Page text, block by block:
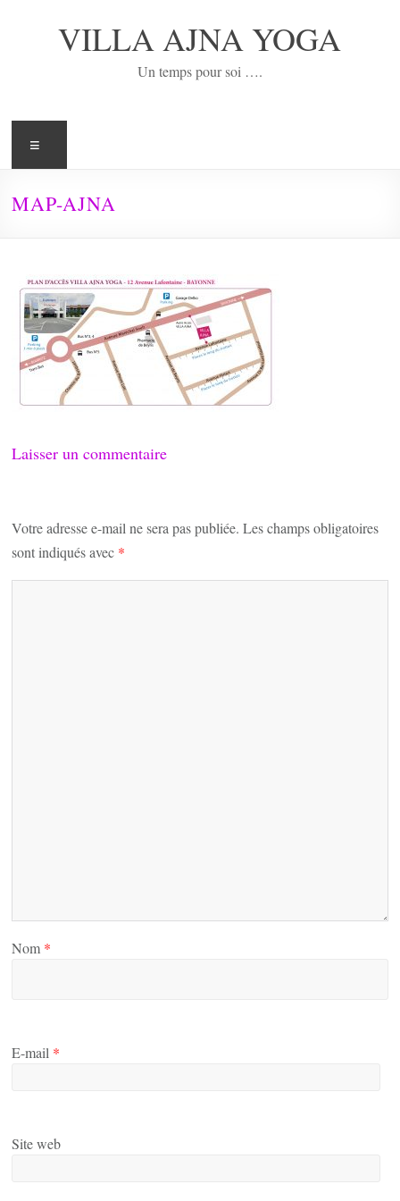
VILLA AJNA YOGA
Un temps pour soi ….
MAP-AJNA
Laisser un commentaire
Votre adresse e-mail ne sera pas publiée. Les champs obligatoires
sont indiqués avec *
Nom *
E-mail *
Site web